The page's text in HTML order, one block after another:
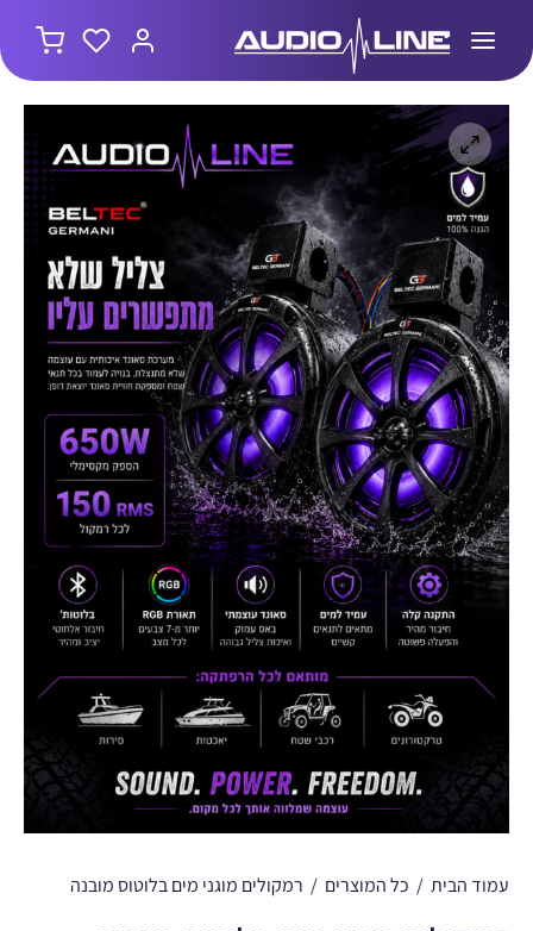
עמוד הבית / כל המוצרים / רמקולים מוגני מים בלוטוס מובנה